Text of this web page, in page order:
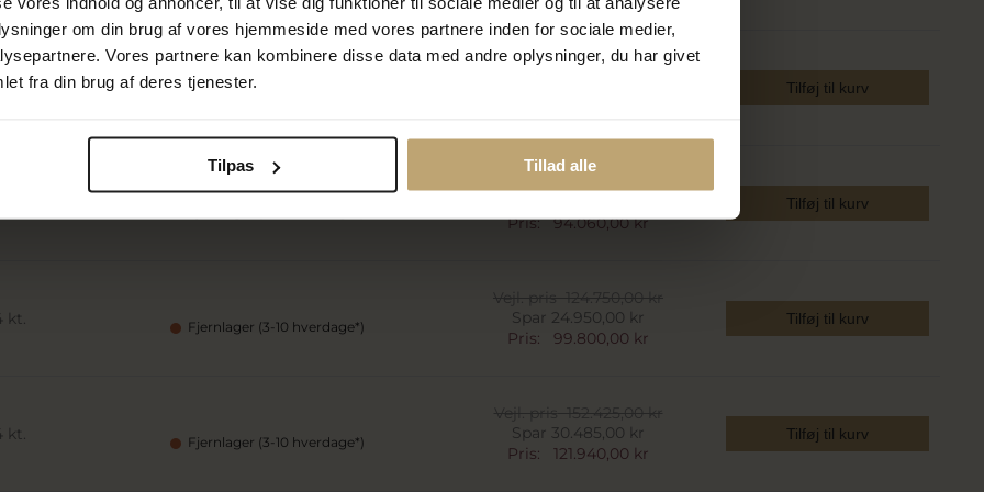
om din brug af vores hjemmeside med vores partnere inden for sociale medier,
Vores partnere kan kombinere disse data med andre oplysninger, du har givet
fra din brug af deres tjenester.
Tilpas Tillad alle
kt. Fjernlager (3-10 hverdage*)
Vejl. pris111.475,00 kr
Tilføj til kurv
Pris: 94.060,00 kr
Tilføj til kurv
kt. Fjernlager (3-10 hverdage*)
Vejl. pris124.750,00 kr
Spar 24.950,00 kr
Pris:
99.800,00 kr
Tilføj til kurv
kt. Fjernlager (3-10 hverdage*)
Vejl. pris152.425,00 kr
Spar 30.485,00 kr
Pris:
121.940,00 kr
Tilføj til kurv